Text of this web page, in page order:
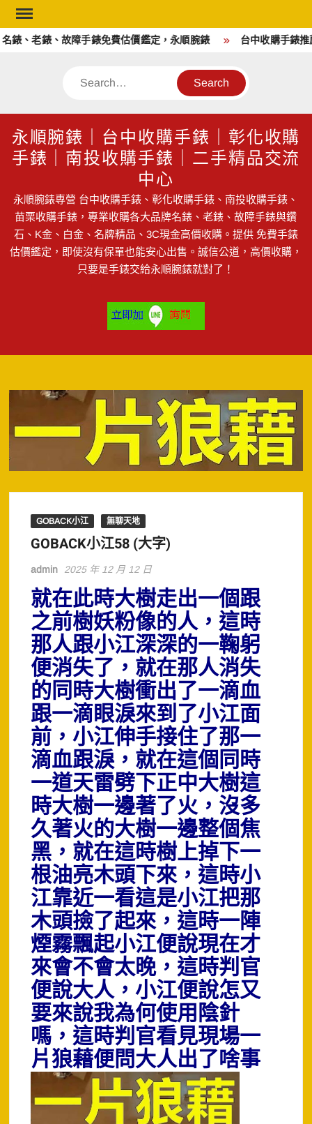
Skip
to
content
、老錶、故障手錶免費估價鑑定，永順腕錶 台中收購手錶推薦
Search
永順腕錶｜台中收購手錶｜彰化收購
手錶｜南投收購手錶｜二手精品交流
中心
永順腕錶專營 台中收購手錶、彰化收購手錶、南投收購手錶、
苗栗收購手錶，專業收購各大品牌名錶、老錶、故障手錶與鑽
石、K金、白金、名牌精品、3C現金高價收購。提供 免費手錶
估價鑑定，即使沒有保單也能安心出售。誠信公道，高價收購，
只要是手錶交給永順腕錶就對了！
GOBACK小江 無聊天地
GOBACK小江58 (大字)
admin 2025 年 12 月 12 日
就在此時大樹走出一個跟
之前樹妖粉像的人，這時
那人跟小江深深的一鞠躬
便消失了，就在那人消失
的同時大樹衝出了一滴血
跟一滴眼淚來到了小江面
前，小江伸手接住了那一
滴血跟淚，就在這個同時
一道天雷劈下正中大樹這
時大樹一邊著了火， 沒多
久著火的大樹一邊整個焦
黑，就在這時樹上掉下一
根油亮木頭下來，這時小
江靠近一看這是小江把那
木頭撿了起來，這時一陣
煙霧飄起小江便說現在才
來會不會太晚，這時判官
便說大人，小江便說怎又
要來說我為何使用陰針
嗎，這時判官看見現場一
片狼藉便問大人出了啥事